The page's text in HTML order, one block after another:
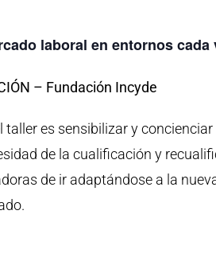
laboral en entornos
– Fundación Incyde
taller es sensibilizar y
de la cualificación y
de ir adaptándose a la